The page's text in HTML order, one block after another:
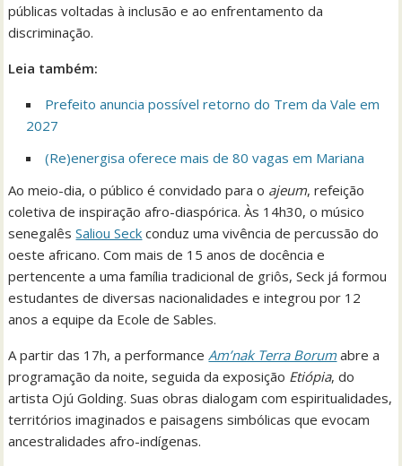
públicas voltadas à inclusão e ao enfrentamento da
discriminação.
Leia também:
Prefeito anuncia possível retorno do Trem da Vale em
2027
(Re)energisa oferece mais de 80 vagas em Mariana
Ao meio-dia, o público é convidado para o ajeum, refeição
coletiva de inspiração afro-diaspórica. Às 14h30, o músico
senegalêsSaliou Seck conduz uma vivência de percussão do
oeste africano. Com mais de 15 anos de docência e
pertencente a uma família tradicional de griôs, Seck já formou
estudantes de diversas nacionalidades e integrou por 12
anos a equipe da Ecole de Sables.
A partir das 17h, a performance Am’nak Terra Borum abre a
programação da noite, seguida da exposição Etiópia, do
artista Ojú Golding. Suas obras dialogam com espiritualidades,
territórios imaginados e paisagens simbólicas que evocam
ancestralidades afro-indígenas.